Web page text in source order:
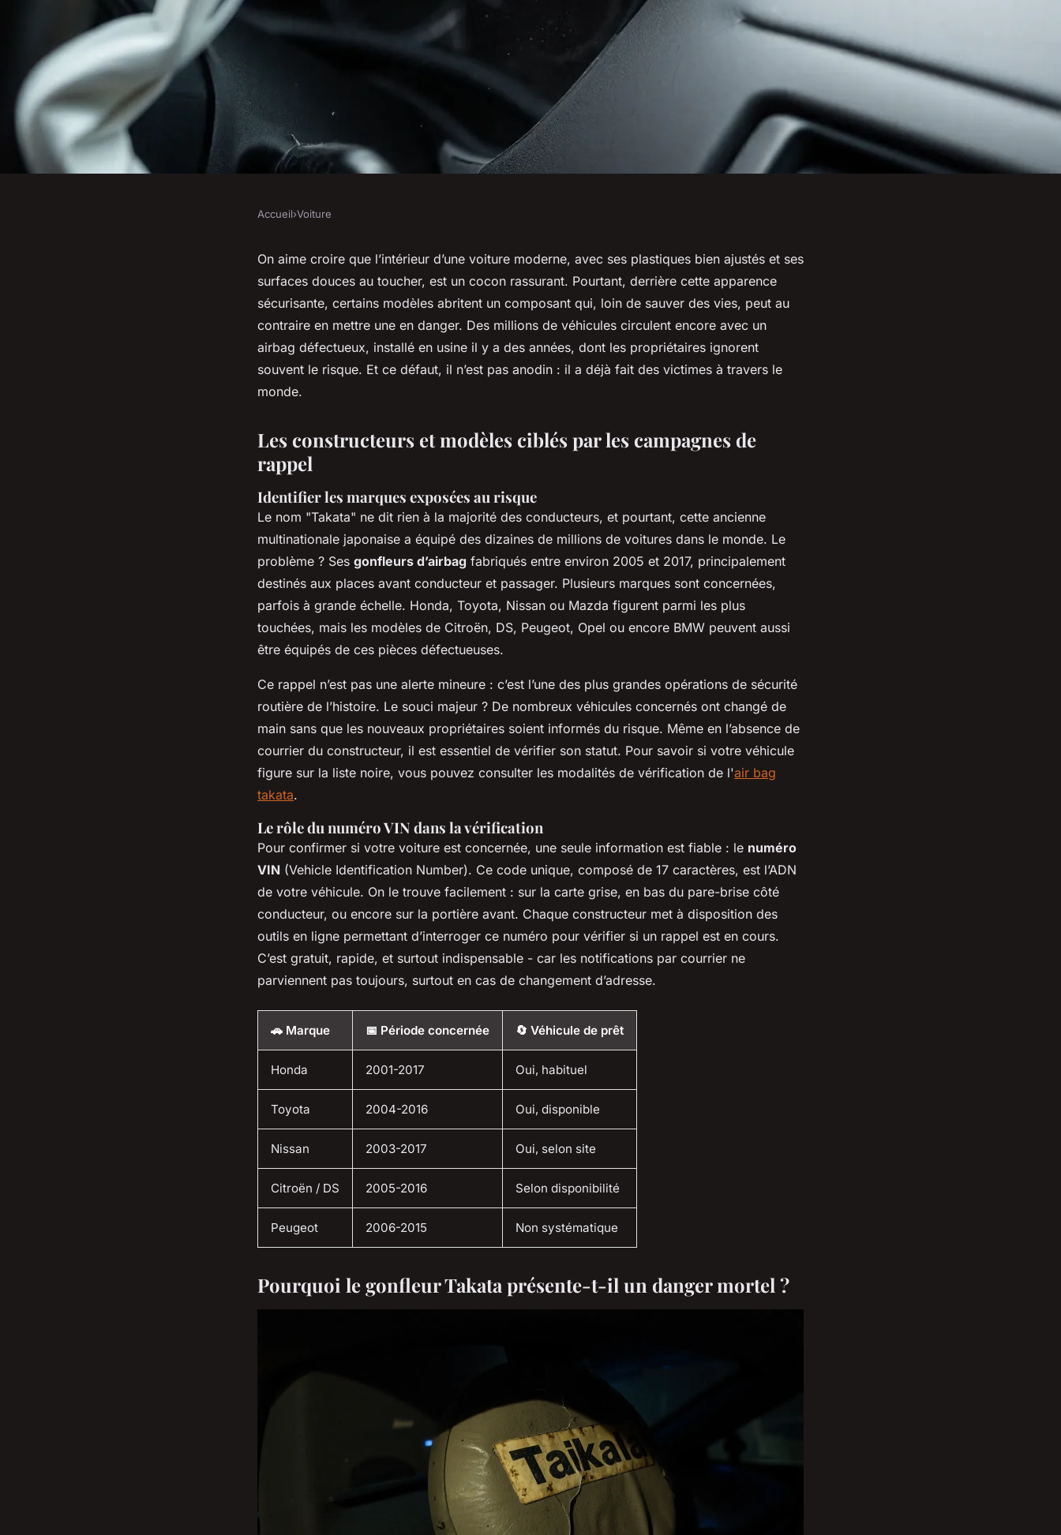
Rappel des airbags Takata : comment
vérifier si vous êtes touché
8 min de lecture
Accueil›Voiture
On aime croire que l’intérieur d’une voiture moderne, avec ses plastiques bien ajustés et ses
surfaces douces au toucher, est un cocon rassurant. Pourtant, derrière cette apparence
sécurisante, certains modèles abritent un composant qui, loin de sauver des vies, peut au
contraire en mettre une en danger. Des millions de véhicules circulent encore avec un
airbag défectueux, installé en usine il y a des années, dont les propriétaires ignorent
souvent le risque. Et ce défaut, il n’est pas anodin : il a déjà fait des victimes à travers le
monde.
Les constructeurs et modèles ciblés par les campagnes de
rappel
Identifier les marques exposées au risque
Le nom "Takata" ne dit rien à la majorité des conducteurs, et pourtant, cette ancienne
multinationale japonaise a équipé des dizaines de millions de voitures dans le monde. Le
problème ? Ses gonfleurs d’airbag fabriqués entre environ 2005 et 2017, principalement
destinés aux places avant conducteur et passager. Plusieurs marques sont concernées,
parfois à grande échelle. Honda, Toyota, Nissan ou Mazda figurent parmi les plus
touchées, mais les modèles de Citroën, DS, Peugeot, Opel ou encore BMW peuvent aussi
être équipés de ces pièces défectueuses.
Ce rappel n’est pas une alerte mineure : c’est l’une des plus grandes opérations de sécurité
routière de l’histoire. Le souci majeur ? De nombreux véhicules concernés ont changé de
main sans que les nouveaux propriétaires soient informés du risque. Même en l’absence de
courrier du constructeur, il est essentiel de vérifier son statut. Pour savoir si votre véhicule
figure sur la liste noire, vous pouvez consulter les modalités de vérification de l'air bag
takata.
Le rôle du numéro VIN dans la vérification
Pour confirmer si votre voiture est concernée, une seule information est fiable : le numéro
VIN (Vehicle Identification Number). Ce code unique, composé de 17 caractères, est l’ADN
de votre véhicule. On le trouve facilement : sur la carte grise, en bas du pare-brise côté
conducteur, ou encore sur la portière avant. Chaque constructeur met à disposition des
outils en ligne permettant d’interroger ce numéro pour vérifier si un rappel est en cours.
C’est gratuit, rapide, et surtout indispensable - car les notifications par courrier ne
parviennent pas toujours, surtout en cas de changement d’adresse.
🚗 Marque 📅 Période concernée 🔄 Véhicule de prêt
Honda 2001-2017 Oui, habituel
Toyota 2004-2016 Oui, disponible
Nissan 2003-2017 Oui, selon site
Citroën / DS 2005-2016 Selon disponibilité
Peugeot 2006-2015 Non systématique
Pourquoi le gonfleur Takata présente-t-il un danger mortel ?